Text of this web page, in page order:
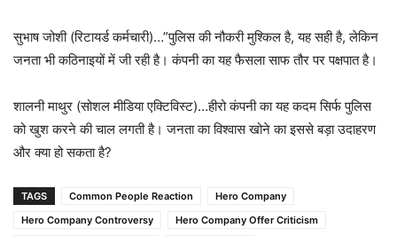
सुभाष जोशी (रिटायर्ड कर्मचारी)…”पुलिस की नौकरी मुश्किल है, यह सही है, लेकिन
जनता भी कठिनाइयों में जी रही है। कंपनी का यह फैसला साफ तौर पर पक्षपात है।
शालनी माथुर (सोशल मीडिया एक्टिविस्ट)…हीरो कंपनी का यह कदम सिर्फ पुलिस
को खुश करने की चाल लगती है। जनता का विश्वास खोने का इससे बड़ा उदाहरण
और क्या हो सकता है?
TAGS Common People Reaction
Hero Company
Hero Company Controversy
Hero Company Offer Criticism